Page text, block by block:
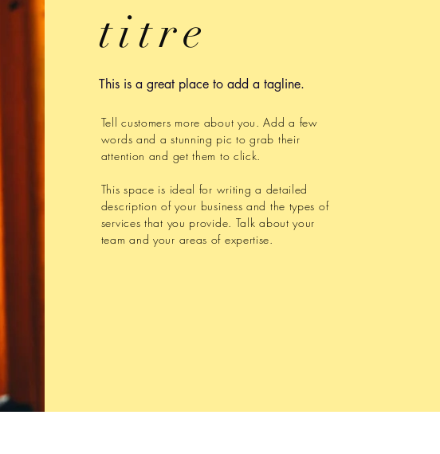
titre
This is a great place to add a tagline.
Tell customers more about you. Add a few
words and a stunning pic to grab their
attention and get them to click.
This space is ideal for writing a detailed
description of your business and the types of
services that you provide. Talk about your
team and your areas of expertise.